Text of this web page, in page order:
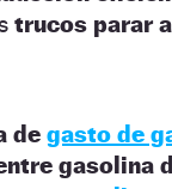
trucos parar
de gasto de
gasolina